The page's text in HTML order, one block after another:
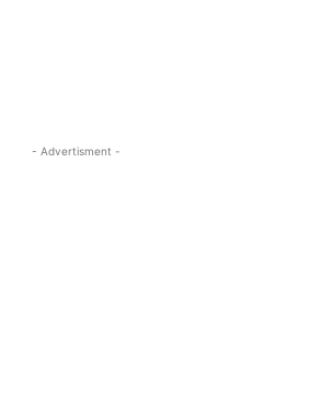
- Advertisment -